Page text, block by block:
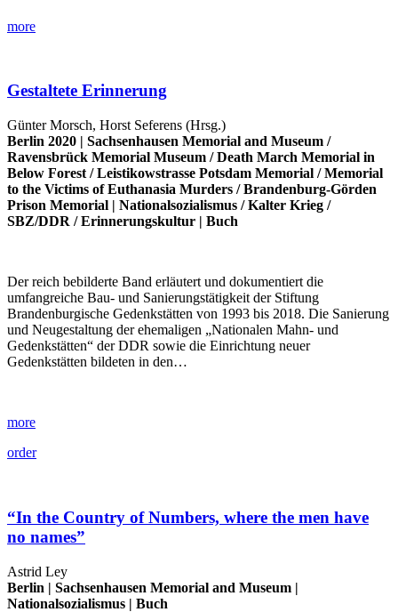
more
Gestaltete Erinnerung
Günter Morsch, Horst Seferens (Hrsg.)
Berlin 2020 | Sachsenhausen Memorial and Museum /
Ravensbrück Memorial Museum /Death March Memorial in
Below Forest /Leistikowstrasse Potsdam Memorial /Memorial
to the Victims of Euthanasia Murders /Brandenburg-Görden
Prison Memorial | Nationalsozialismus /Kalter Krieg /
SBZ/DDR /Erinnerungskultur | Buch
Der reich bebilderte Band erläutert und dokumentiert die
umfangreiche Bau- und Sanierungstätigkeit der Stiftung
Brandenburgische Gedenkstätten von 1993 bis 2018. Die Sanierung
und Neugestaltung der ehemaligen „Nationalen Mahn- und
Gedenkstätten“ der DDR sowie die Einrichtung neuer
Gedenkstätten bildeten in den…
more
order
“In the Country of Numbers, where the men have
no names”
Astrid Ley
Berlin | Sachsenhausen Memorial and Museum |
Nationalsozialismus | Buch